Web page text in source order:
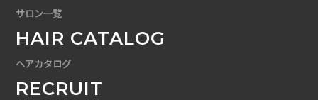
サロン一覧
HAIR CATALOG
ヘアカタログ
RECRUIT